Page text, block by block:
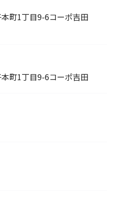
町1丁目9-6コーポ吉田
町1丁目9-6コーポ吉田